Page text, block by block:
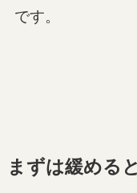
です。
まずは緩める